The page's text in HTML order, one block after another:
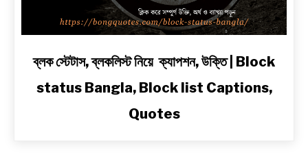
linkব্লক স্টেটাস, ব্লকলিস্ট নিয়ে ক্যাপশন, উক্তি | Block
status Bangla, Block list Captions,
Quotes